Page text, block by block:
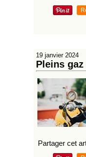
19 janvier 2024
Pleins
Partager cet